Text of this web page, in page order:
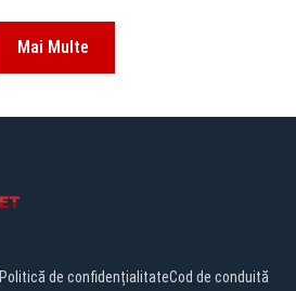
Mai Multe
Politică de confidențialitateCod de conduită